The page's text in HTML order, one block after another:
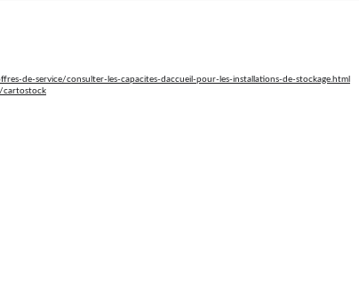
de-service/consulter-les-capacites-daccueil-pour-les-installations-de-stockage.html
cartostock